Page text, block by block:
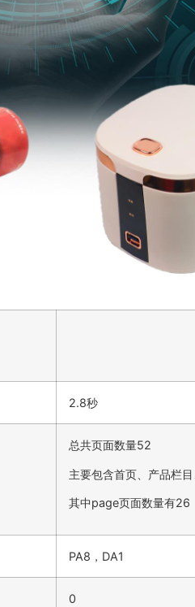
2.8秒
总共页面数量52
主要包含首页、产品栏
其中page页面数量有26
PA8，DA1
0